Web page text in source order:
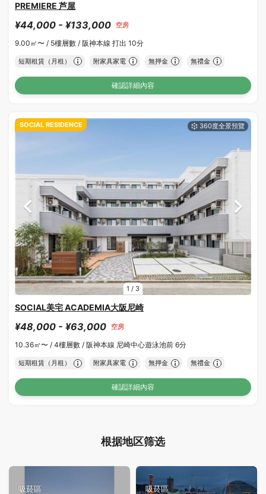
PREMIERE 芦屋
¥44,000 - ¥133,000 空房
9.00㎡〜 / 5樓層數 / 阪神本線 打出 10分
短期租賃（月租） 附家具家電 無押金 無禮金
確認詳細內容
1 / 3
SOCIAL RESIDENCE
SOCIAL美宅 ACADEMIA大阪尼崎
¥48,000 - ¥63,000 空房
10.36㎡〜 / 4樓層數 / 阪神本線 尼崎中心遊泳池前 6分
短期租賃（月租） 附家具家電 無押金 無禮金
確認詳細內容
根据地区筛选
吸菸區 吸菸區